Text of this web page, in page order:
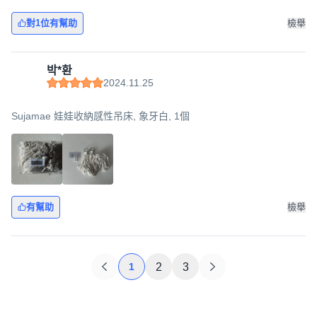
對1位有幫助 檢舉
박*환
2024.11.25
Sujamae 娃娃收納感性吊床, 象牙白, 1個
有幫助 檢舉
1 2 3